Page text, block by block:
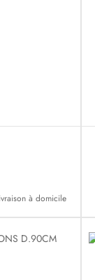
à domicile